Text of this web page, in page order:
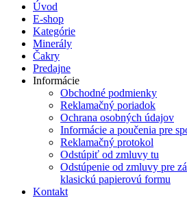
Úvod
E-shop
Kategórie
Minerály
Čakry
Predajne
Informácie
Obchodné podmienky
Reklamačný poriadok
Ochrana osobných údajov
Informácie a poučenia pre
Reklamačný protokol
Odstúpiť od zmluvy tu
Odstúpenie od zmluvy pre
klasickú papierovú formu
Kontakt